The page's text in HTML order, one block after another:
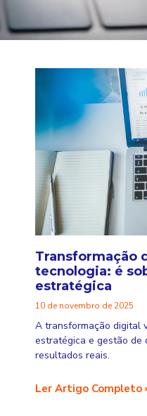
Transformação
tecnologia: é
estratégica
10 de novembro de 2025
A transformação digital
estratégica e gestão de
resultados reais.
Ler Artigo Completo